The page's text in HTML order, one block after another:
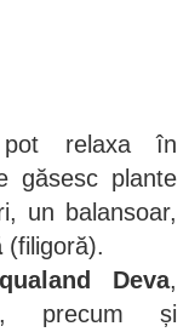
relaxa în
găsesc plante
un balansoar,
(filigoră).
Deva,
precum și